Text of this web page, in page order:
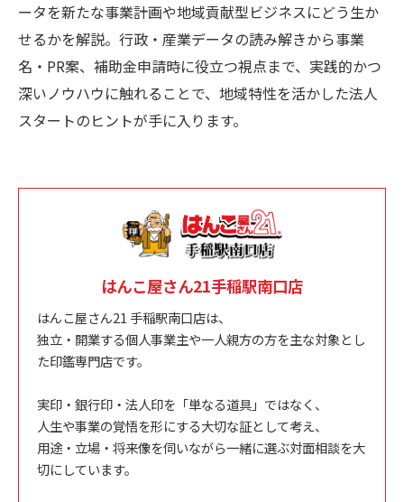
ータを新たな事業計画や地域貢献型ビジネスにどう生か
せるかを解説。行政・産業データの読み解きから事業
名・PR案、補助金申請時に役立つ視点まで、実践的かつ
深いノウハウに触れることで、地域特性を活かした法人
スタートのヒントが手に入ります。
はんこ屋さん21手稲駅南口店
はんこ屋さん21 手稲駅南口店は、
独立・開業する個人事業主や一人親方の方を主な対象とし
た印鑑専門店です。
実印・銀行印・法人印を「単なる道具」ではなく、
人生や事業の覚悟を形にする大切な証として考え、
用途・立場・将来像を伺いながら一緒に選ぶ対面相談を大
切にしています。